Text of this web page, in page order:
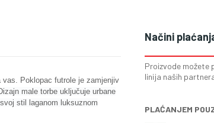
Poklopac futrole je zamjenjiv
male torbe uključuje urbane
stil laganom luksuznom
Načini
Proizvode možete
linija naših
PLAĆANJEM